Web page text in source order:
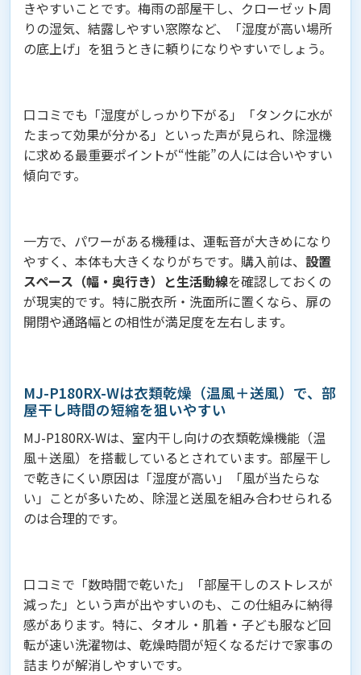
きやすいことです。梅雨の部屋干し、クローゼット周
りの湿気、結露しやすい窓際など、「湿度が高い場所
の底上げ」を狙うときに頼りになりやすいでしょう。
口コミでも「湿度がしっかり下がる」「タンクに水が
たまって効果が分かる」といった声が見られ、除湿機
に求める最重要ポイントが“性能”の人には合いやすい
傾向です。
一方で、パワーがある機種は、運転音が大きめになり
やすく、本体も大きくなりがちです。購入前は、 設置
スペース（幅・奥行き）と生活動線を確認しておくの
が現実的です。特に脱衣所・洗面所に置くなら、扉の
開閉や通路幅との相性が満足度を左右します。
MJ-P180RX-Wは衣類乾燥（温風＋送風）で、部
屋干し時間の短縮を狙いやすい
MJ-P180RX-Wは、室内干し向けの衣類乾燥機能（温
風＋送風）を搭載しているとされています。部屋干し
で乾きにくい原因は「湿度が高い」「風が当たらな
い」ことが多いため、除湿と送風を組み合わせられる
のは合理的です。
口コミで「数時間で乾いた」「部屋干しのストレスが
減った」という声が出やすいのも、この仕組みに納得
感があります。特に、タオル・肌着・子ども服など回
転が速い洗濯物は、乾燥時間が短くなるだけで家事の
詰まりが解消しやすいです。